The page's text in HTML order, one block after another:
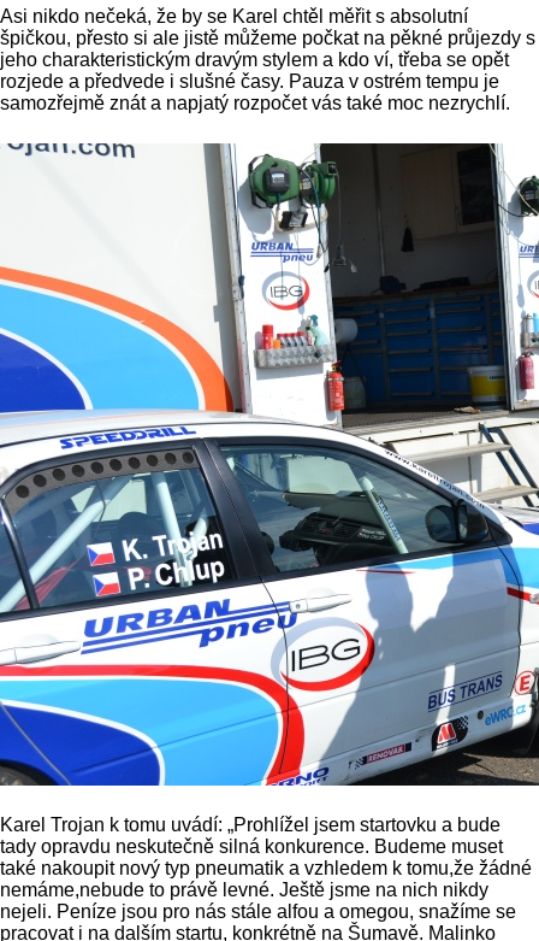
Asi nikdo nečeká, že by se Karel chtěl měřit s absolutní
špičkou, přesto si ale jistě můžeme počkat na pěkné průjezdy s
jeho charakteristickým dravým stylem a kdo ví, třeba se opět
rozjede a předvede i slušné časy. Pauza v ostrém tempu je
samozřejmě znát a napjatý rozpočet vás také moc nezrychlí.
Karel Trojan k tomu uvádí: „Prohlížel jsem startovku a bude
tady opravdu neskutečně silná konkurence. Budeme muset
také nakoupit nový typ pneumatik a vzhledem k tomu,že žádné
nemáme,nebude to právě levné. Ještě jsme na nich nikdy
nejeli. Peníze jsou pro nás stále alfou a omegou, snažíme se
pracovat i na dalším startu, konkrétně na Šumavě. Malinko